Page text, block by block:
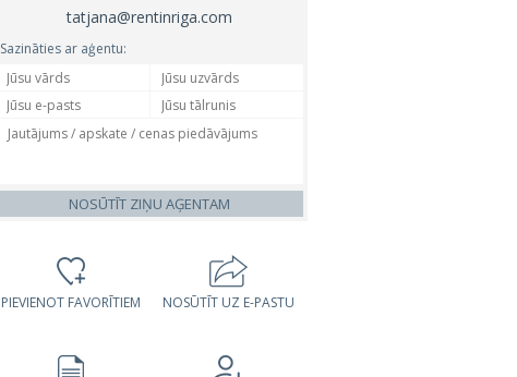
tatjana@rentinriga.com
Sazināties ar aģentu:
NOSŪTĪT ZIŅU AĢENTAM
PIEVIENOT FAVORĪTIEM NOSŪTĪT UZ E-PASTU